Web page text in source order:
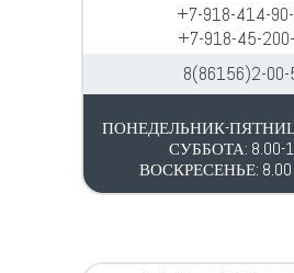
+7-918-414-
+7-918-45-
8(86156)2-00-
ПОНЕДЕЛЬНИК-
СУББОТА: 8.00-
ВОСКРЕСЕНЬЕ: 8.00